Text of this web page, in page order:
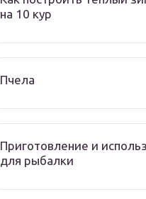
на 10 кур
Пчела
Приготовление и
для рыбалки